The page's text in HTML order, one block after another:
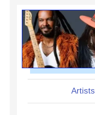
Artists